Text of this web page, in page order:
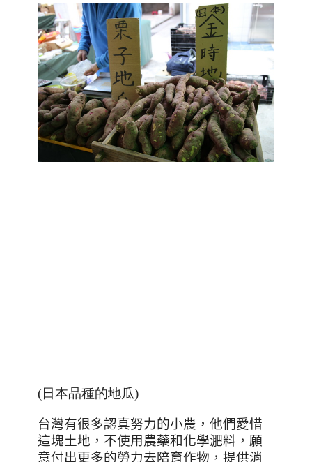
(日本品種的地瓜)
台灣有很多認真努力的小農，他們愛惜
這塊土地，不使用農藥和化學淝料，願
意付出更多的勞力去陪育作物，提供消